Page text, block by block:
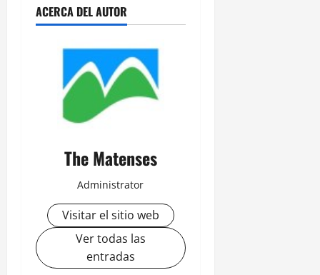
ACERCA DEL AUTOR
The Matenses
Administrator
Visitar el sitio web
Ver todas las
entradas